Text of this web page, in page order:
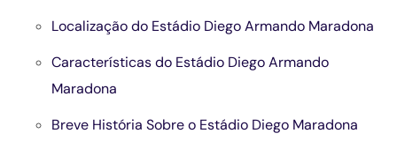
Localização do Estádio Diego Armando Maradona
Características do Estádio Diego Armando
Maradona
Breve História Sobre o Estádio Diego Maradona